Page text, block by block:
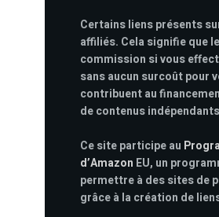
Certains liens présents
affiliés. Cela signifie que
commission si vous
sans aucun surcoût pour
contribuent au
de contenus
Ce site participe au
d’Amazon EU, un
permettre à des sites de
grâce à la création de